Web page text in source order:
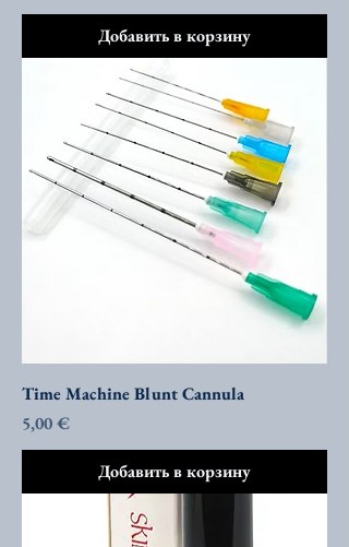
Добавить в корзину
Time Machine Blunt Cannula
Цена
5,00 €
Добавить в корзину